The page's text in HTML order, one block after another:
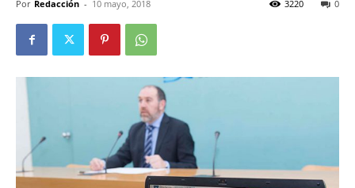
Por Redacción - 10 mayo, 2018 0
3220